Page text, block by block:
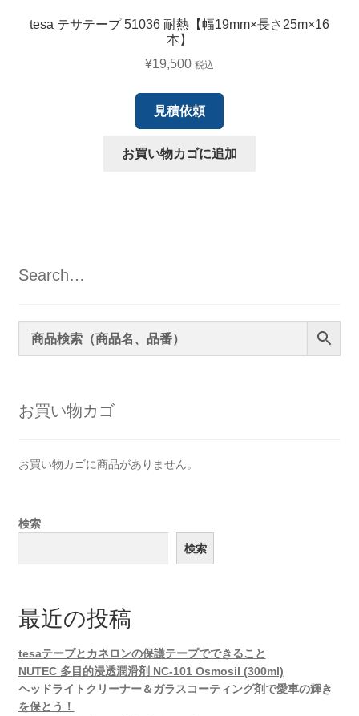
tesa テサテープ 51036 耐熱【幅19mm×長さ25m×16
本】
¥19,500 税込
見積依頼
お買い物カゴに追加
Search…
お買い物カゴ
お買い物カゴに商品がありません。
検索
検索
最近の投稿
tesaテープとカネロンの保護テープでできること
NUTEC 多目的浸透潤滑剤 NC-101 Osmosil (300ml)
ヘッドライトクリーナー＆ガラスコーティング剤で愛車の輝き
を保とう！